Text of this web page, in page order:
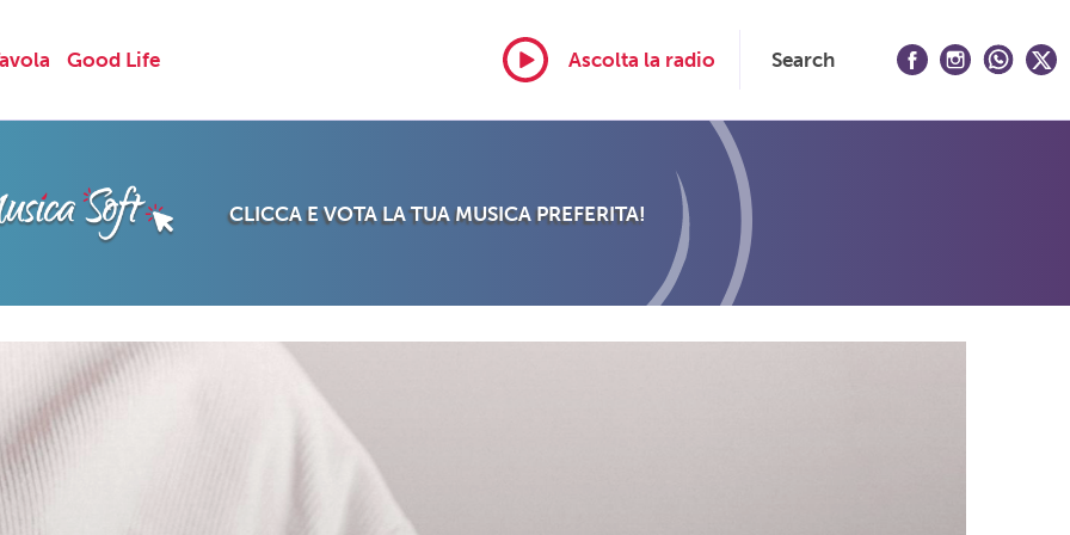
Good Life Ascolta la radio Search
CLICCA E VOTA LA TUA MUSICA PREFERITA!